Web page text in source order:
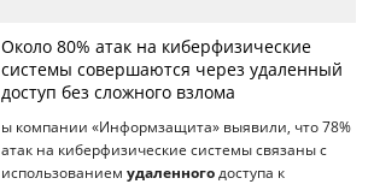
Около 80% атак на киберфизические
системы совершаются через удаленный
доступ без сложного взлома
ы компании «Информзащита» выявили, что 78%
атак на киберфизические системы связаны с
использованием удаленного доступа к